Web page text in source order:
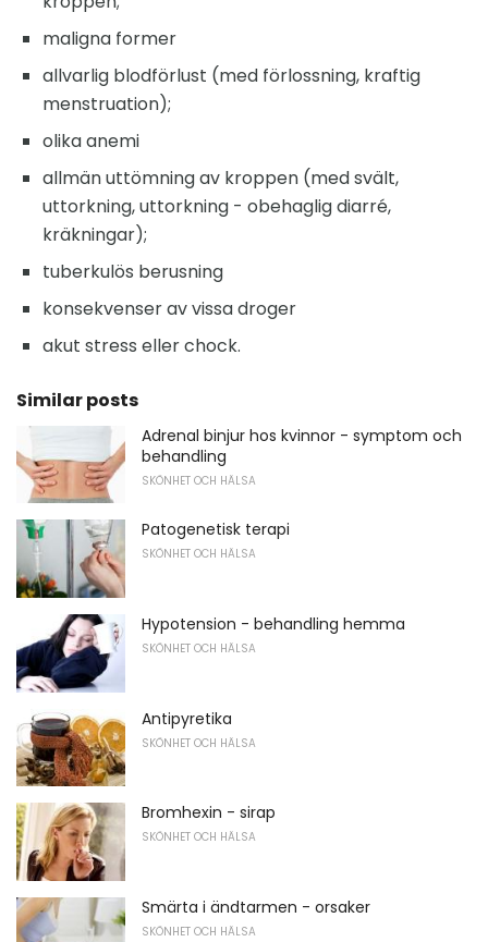
maligna former
allvarlig blodförlust (med förlossning, kraftig
menstruation);
olika anemi
allmän uttömning av kroppen (med svält,
uttorkning, uttorkning - obehaglig diarré,
kräkningar);
tuberkulös berusning
konsekvenser av vissa droger
akut stress eller chock.
Similar posts
Adrenal binjur hos kvinnor - symptom och
behandling
SKÖNHET OCH HÄLSA
Patogenetisk terapi
SKÖNHET OCH HÄLSA
Hypotension - behandling hemma
SKÖNHET OCH HÄLSA
Antipyretika
SKÖNHET OCH HÄLSA
Bromhexin - sirap
SKÖNHET OCH HÄLSA
Smärta i ändtarmen - orsaker
SKÖNHET OCH HÄLSA